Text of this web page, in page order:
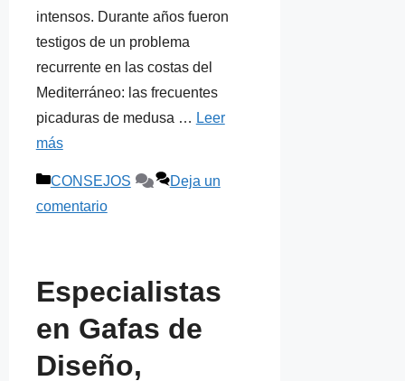
intensos. Durante años fueron
testigos de un problema
recurrente en las costas del
Mediterráneo: las frecuentes
picaduras de medusa … Leer
más
Categorías
CONSEJOS
Deja un
comentario
Especialistas
en Gafas de
Diseño,